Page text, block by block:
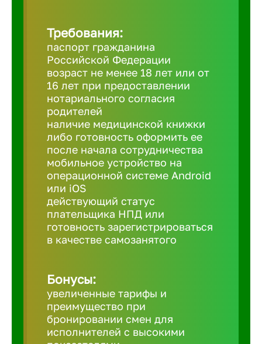
Бирск
Требования:
паспорт гражданина
Российской Федерации
возраст не менее 18 лет или от
16 лет при предоставлении
нотариального согласия
родителей
наличие медицинской книжки
либо готовность оформить ее
после начала сотрудничества
мобильное устройство на
операционной системе Android
или iOS
действующий статус
плательщика НПД или
готовность зарегистрироваться
в качестве самозанятого
Бонусы:
увеличенные тарифы и
преимущество при
бронировании смен для
исполнителей с высокими